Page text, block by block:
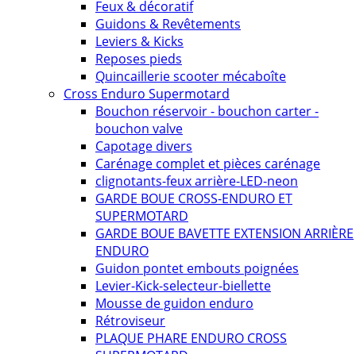
Feux & décoratif
Guidons & Revêtements
Leviers & Kicks
Reposes pieds
Quincaillerie scooter mécaboîte
Cross Enduro Supermotard
Bouchon réservoir - bouchon carter -
bouchon valve
Capotage divers
Carénage complet et pièces carénage
clignotants-feux arrière-LED-neon
GARDE BOUE CROSS-ENDURO ET
SUPERMOTARD
GARDE BOUE BAVETTE EXTENSION ARRIÈRE
ENDURO
Guidon pontet embouts poignées
Levier-Kick-selecteur-biellette
Mousse de guidon enduro
Rétroviseur
PLAQUE PHARE ENDURO CROSS